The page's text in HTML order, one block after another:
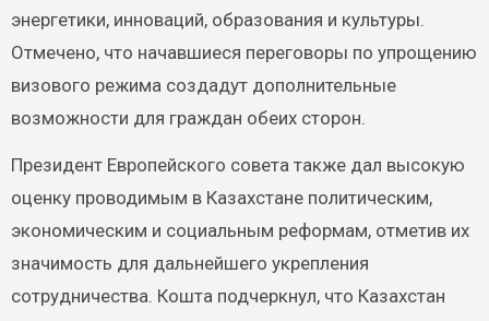
энергетики, инноваций, образования и культуры.
Отмечено, что начавшиеся переговоры по упрощению
визового режима создадут дополнительные
возможности для граждан обеих сторон.
Президент Европейского совета также дал высокую
оценку проводимым в Казахстане политическим,
экономическим и социальным реформам, отметив их
значимость для дальнейшего укрепления
сотрудничества. Кошта подчеркнул, что Казахстан